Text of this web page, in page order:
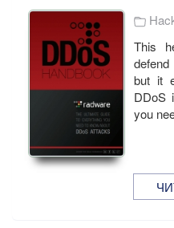
This
but it
DDoS
you